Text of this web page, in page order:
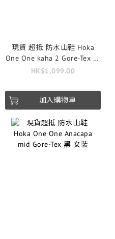
現貨 超抵 防水山鞋 Hoka
One One kaha 2 Gore-Tex 灰
白
HK$1,099.00
加入購物車